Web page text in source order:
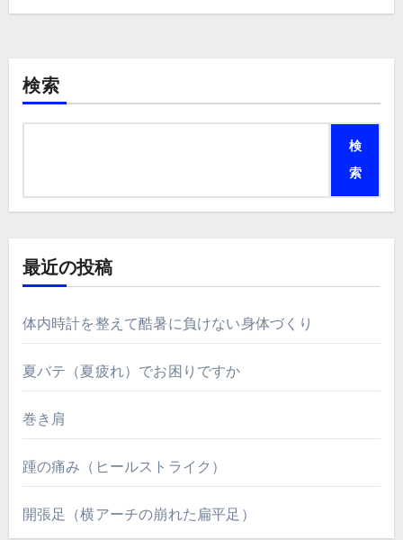
検索
検
索
最近の投稿
体内時計を整えて酷暑に負けない身体づくり
夏バテ（夏疲れ）でお困りですか
巻き肩
踵の痛み（ヒールストライク）
開張足（横アーチの崩れた扁平足）